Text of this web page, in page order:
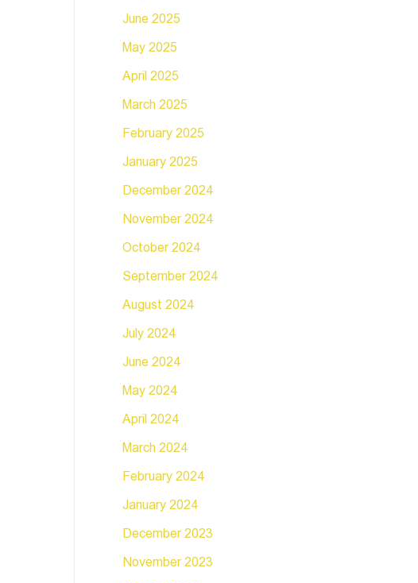
June 2025
May 2025
April 2025
March 2025
February 2025
January 2025
December 2024
November 2024
October 2024
September 2024
August 2024
July 2024
June 2024
May 2024
April 2024
March 2024
February 2024
January 2024
December 2023
November 2023